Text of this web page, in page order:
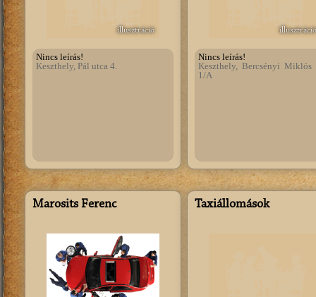
illusztráció
Nincs leírás!
Keszthely, Pál utca 4.
illusztráció
Nincs leírás!
Keszthely, Bercsényi Miklós
1/A
Marosits Ferenc Taxiállomások